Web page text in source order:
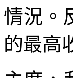
情況。
的最高